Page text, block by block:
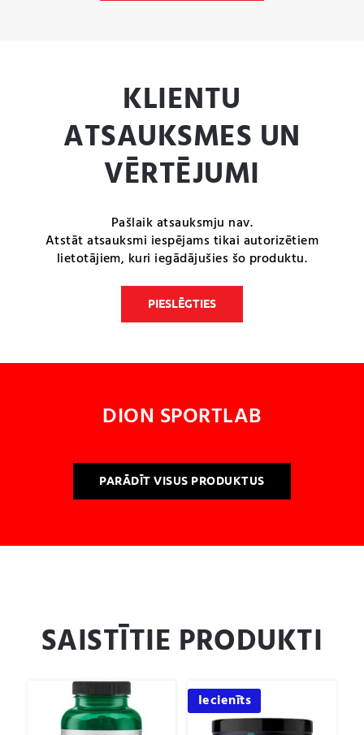
KLIENTU
ATSAUKSMES UN
VĒRTĒJUMI
Pašlaik atsauksmju nav.
Atstāt atsauksmi iespējams tikai autorizētiem
lietotājiem, kuri iegādājušies šo produktu.
PIESLĒGTIES
DION SPORTLAB
PARĀDĪT VISUS PRODUKTUS
SAISTĪTIE PRODUKTI
Iecienīts